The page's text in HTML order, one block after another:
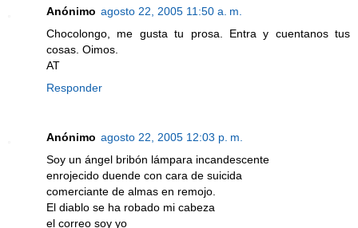
Anónimo agosto 22, 2005 11:50 a. m.
Chocolongo, me gusta tu prosa. Entra y cuentanos tus
cosas. Oimos.
AT
Responder
Anónimo agosto 22, 2005 12:03 p. m.
Soy un ángel bribón lámpara incandescente
enrojecido duende con cara de suicida
comerciante de almas en remojo.
El diablo se ha robado mi cabeza
el correo soy yo